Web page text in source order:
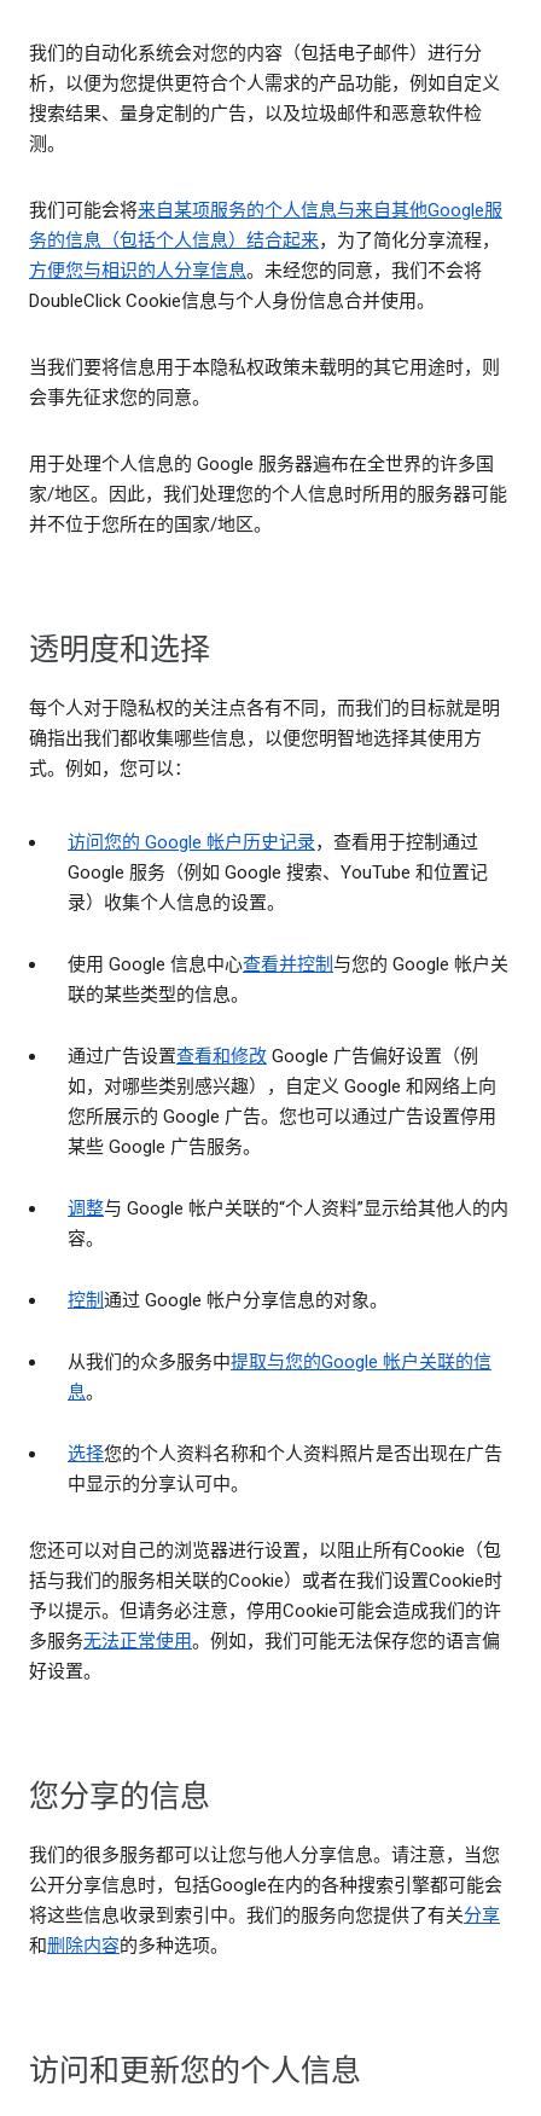
我们的自动化系统会对您的内容（包括电子邮件）进行分
析，以便为您提供更符合个人需求的产品功能，例如自定义
搜索结果、量身定制的广告，以及垃圾邮件和恶意软件检
测。
我们可能会将来自某项服务的个人信息与来自其他Google服
务的信息（包括个人信息）结合起来，为了简化分享流程，
方便您与相识的人分享信息。未经您的同意，我们不会将
DoubleClick Cookie信息与个人身份信息合并使用。
当我们要将信息用于本隐私权政策未载明的其它用途时，则
会事先征求您的同意。
用于处理个人信息的 Google 服务器遍布在全世界的许多国
家/地区。因此，我们处理您的个人信息时所用的服务器可能
并不位于您所在的国家/地区。
透明度和选择
每个人对于隐私权的关注点各有不同，而我们的目标就是明
确指出我们都收集哪些信息，以便您明智地选择其使用方
式。例如，您可以：
访问您的 Google 帐户历史记录，查看用于控制通过
Google 服务（例如 Google 搜索、YouTube 和位置记
录）收集个人信息的设置。
使用 Google 信息中心查看并控制与您的 Google 帐户关
联的某些类型的信息。
通过广告设置查看和修改 Google 广告偏好设置（例
如，对哪些类别感兴趣），自定义 Google 和网络上向
您所展示的 Google 广告。您也可以通过广告设置停用
某些 Google 广告服务。
调整与 Google 帐户关联的“个人资料”显示给其他人的内
容。
控制通过 Google 帐户分享信息的对象。
从我们的众多服务中提取与您的Google 帐户关联的信
息。
选择您的个人资料名称和个人资料照片是否出现在广告
中显示的分享认可中。
您还可以对自己的浏览器进行设置，以阻止所有Cookie（包
括与我们的服务相关联的Cookie）或者在我们设置Cookie时
予以提示。但请务必注意，停用Cookie可能会造成我们的许
多服务无法正常使用。例如，我们可能无法保存您的语言偏
好设置。
您分享的信息
我们的很多服务都可以让您与他人分享信息。请注意，当您
公开分享信息时，包括Google在内的各种搜索引擎都可能会
将这些信息收录到索引中。我们的服务向您提供了有关分享
和删除内容的多种选项。
访问和更新您的个人信息